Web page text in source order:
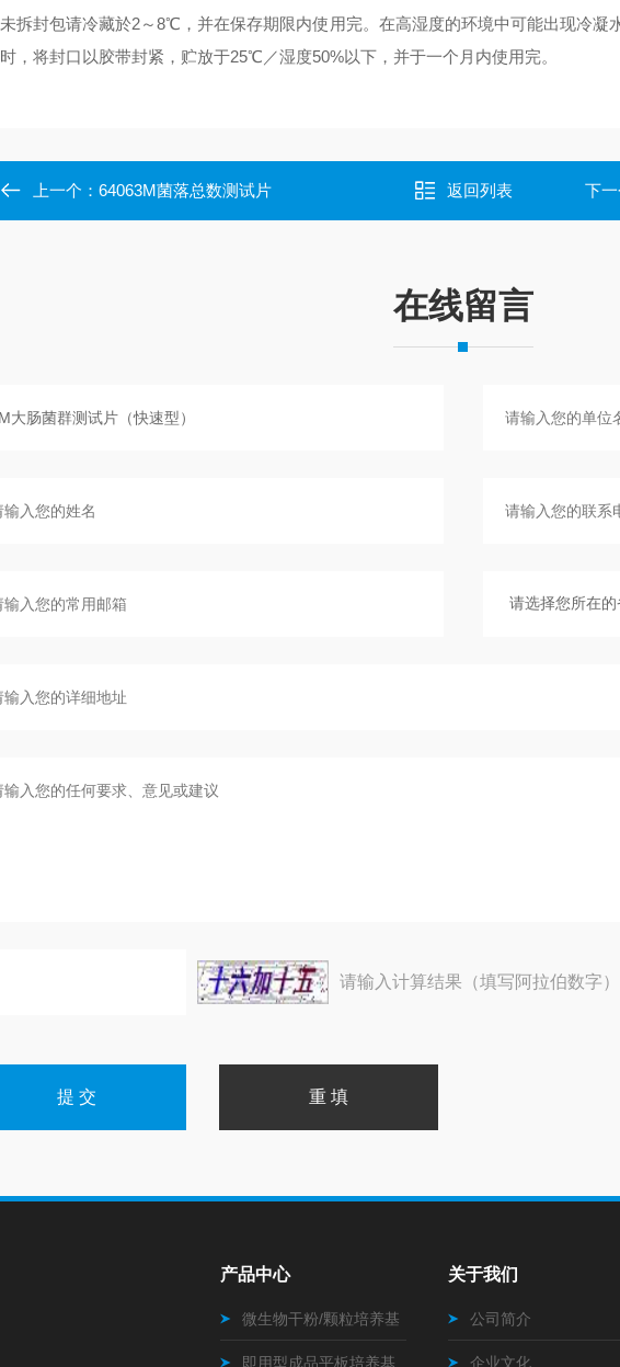
未拆封包请冷藏於2～8℃，并在保存期限内使用完。在高湿度的环境中可能出现冷凝
时，将封口以胶带封紧，贮放于25℃／湿度50%以下，并于一个月内使用完。
上一个： 64063M菌落总数测试片 返回列表 下一
在线留言
请输入计算结果（填写阿拉伯数字
产品中心
微生物干粉/颗粒培养基
即用型成品平板培养基
关于我们
公司简介
企业文化